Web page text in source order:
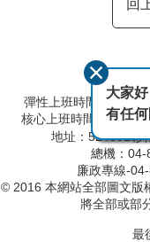
回
彈性上班時間：
核心上班時間：星期
地址：524001彰
總機：04-
廉政專線-
© 2016 本網站全部圖文版
將全部或部
最
大家
有任